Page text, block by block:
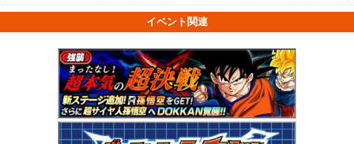
イベント関連